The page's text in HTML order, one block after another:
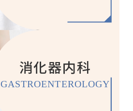
消化器内科
GASTROENTEROLOGY